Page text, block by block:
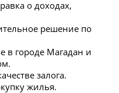
о доходах,
решение по
в городе Магадан и
залога.
жилья.